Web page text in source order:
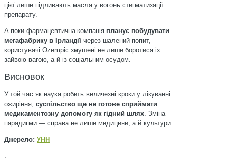
цієї лише підливають масла у вогонь стигматизації
препарату.
А поки фармацевтична компанія планує побудувати
мегафабрику в Ірландії через шалений попит,
користувачі Ozempic змушені не лише боротися із
зайвою вагою, а й із соціальним осудом.
Висновок
У той час як наука робить величезні кроки у лікуванні
ожиріння, суспільство ще не готове сприймати
медикаментозну допомогу як гідний шлях. Зміна
парадигми — справа не лише медицини, а й культури.
Джерело: УНН
.